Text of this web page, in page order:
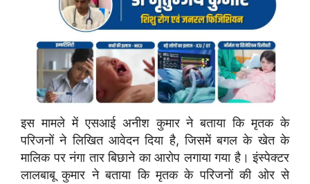
इस मामले में एसआई अनीश कुमार ने बताया कि मृतक के
परिजनों ने लिखित आवेदन दिया है, जिसमें बगल के खेत के
मालिक पर नंगा तार बिछाने का आरोप लगाया गया है। इंस्पेक्टर
लालबाबू कुमार ने बताया कि मृतक के परिजनों की ओर से